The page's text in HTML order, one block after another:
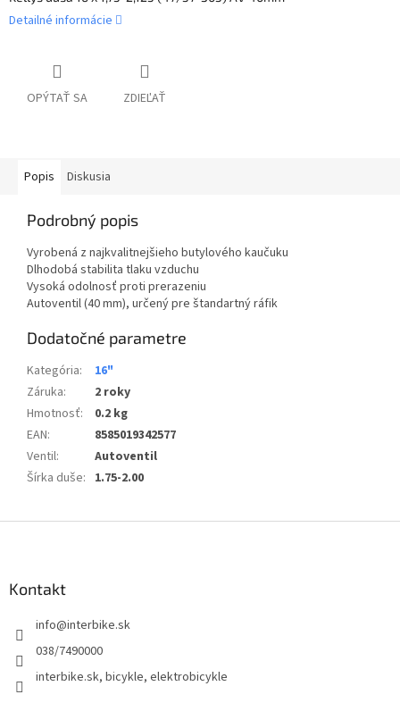
Detailné informácie
OPÝTAŤ SA ZDIEĽAŤ
Popis Diskusia
Podrobný popis
Vyrobená z najkvalitnejšieho butylového kaučuku
Dlhodobá stabilita tlaku vzduchu
Vysoká odolnosť proti prerazeniu
Autoventil (40 mm), určený pre štandartný ráfik
Dodatočné parametre
Kategória:
16"
Záruka:
2 roky
Hmotnosť:
0.2 kg
EAN:
8585019342577
Ventil:
Autoventil
Šírka duše: 1.75-2.00
Kontakt
info@interbike.sk
038/7490000
interbike.sk, bicykle, elektrobicykle